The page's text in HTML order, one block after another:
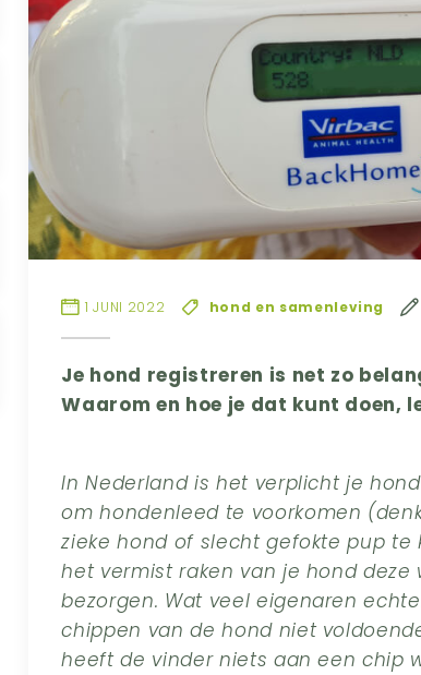
1 JUNI 2022 hond en samenleving
Je hond registreren is net zo
Waarom en hoe je dat kunt doen,
In Nederland is het verplicht je
om hondenleed te voorkomen
zieke hond of slecht gefokte pup te
het vermist raken van je hond
bezorgen. Wat veel eigenaren
chippen van de hond niet
heeft de vinder niets aan een chip